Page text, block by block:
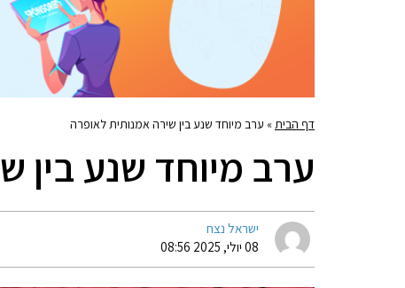
דף הבית » ערב מיוחד שנע בין שירה אמנותית לאופרה
ערב מיוחד שנע בין
ישראל נצח
08 יולי, 2025 08:56